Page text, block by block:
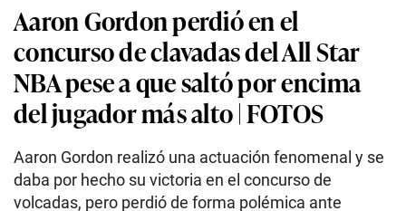
Aaron Gordon perdió en el
concurso de clavadas del All Star
NBA pese a que saltó por encima
del jugador más alto | FOTOS
Aaron Gordon realizó una actuación fenomenal y se
daba por hecho su victoria en el concurso de
volcadas, pero perdió de forma polémica ante